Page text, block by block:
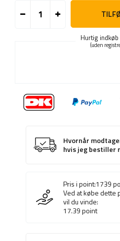
Hurtig indkøb
(uden
Hvornår
hvis jeg bestiller
Pris i point:1739
Ved at købe dette
vil du vinde:
17.39point